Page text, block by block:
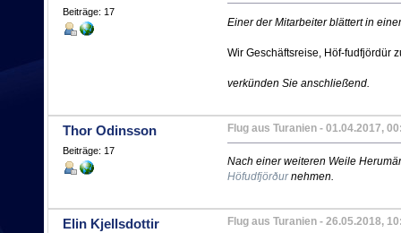
Beiträge: 17
Einer der Mitarbeiter blättert in
Wir Geschäftsreise, Höf-fudfjördür
verkünden Sie anschließend.
Thor Odinsson
Beiträge: 17
Flug aus Turanien- 01.04.2017,
Nach einer weiteren Weile
Höfudfjörðurnehmen.
Elin Kjellsdottir Flug aus Turanien- 26.05.2018,